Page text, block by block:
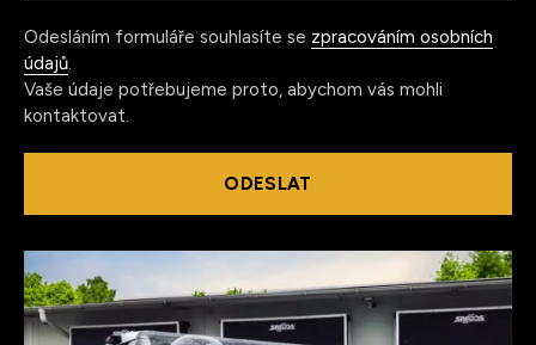
Odesláním formuláře souhlasíte se zpracováním osobních
údajů.
Vaše údaje potřebujeme proto, abychom vás mohli
kontaktovat.
ODESLAT